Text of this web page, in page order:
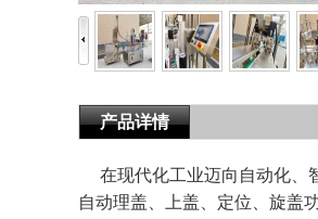
产品详情
在现代化工业迈向自动化、
自动理盖、上盖、定位、旋盖